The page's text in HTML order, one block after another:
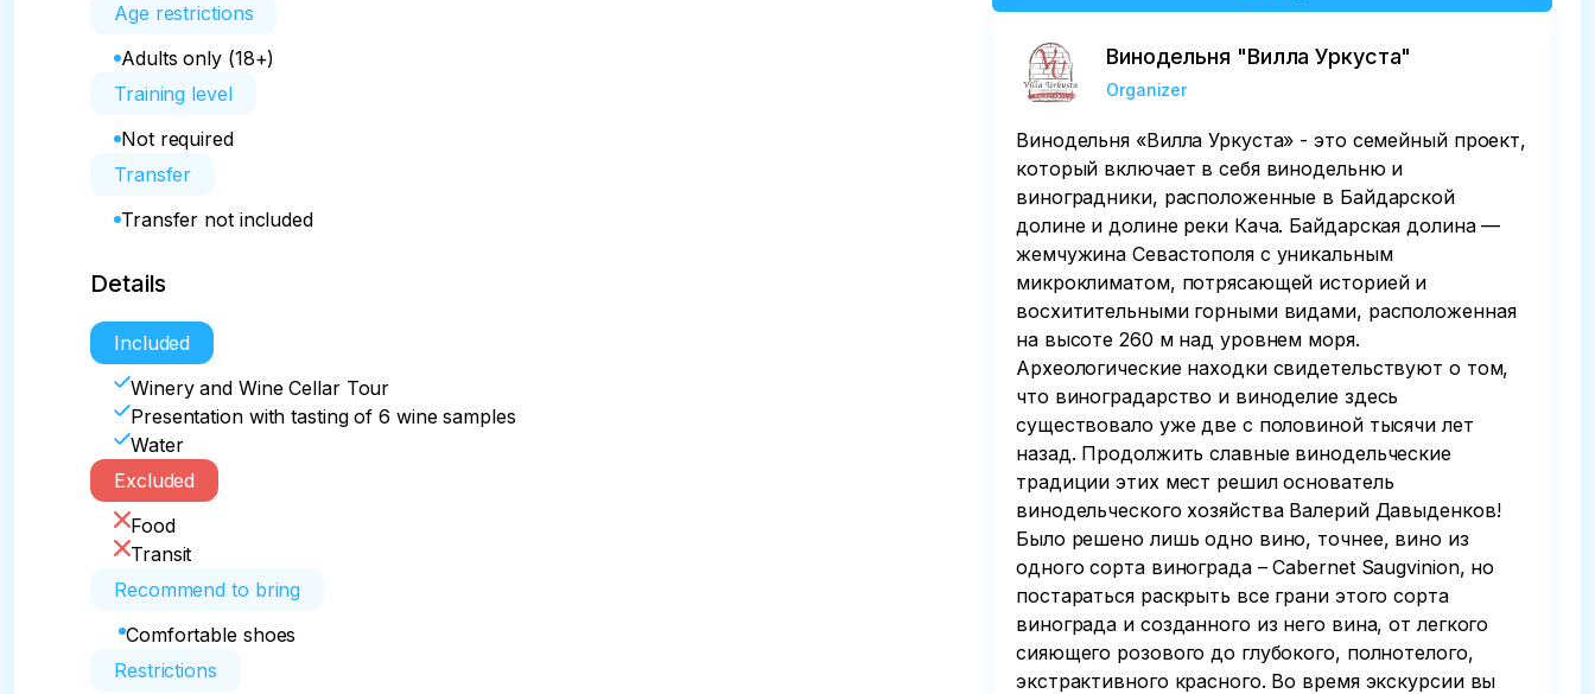
Age restrictions
Adults only (18+)
Training level
Not required
Transfer
Transfer not included
Details
Included
Winery and Wine Cellar Tour
Presentation with tasting of 6 wine samples
Water
Excluded
Food
Transit
Recommend to bring
Comfortable shoes
Restrictions
Винодельня "Вилла Уркуста"
Organizer
Винодельня «Вилла Уркуста» - это семейный проект,
который включает в себя винодельню и
виноградники, расположенные в Байдарской
долине и долине реки Кача. Байдарская долина —
жемчужина Севастополя с уникальным
микроклиматом, потрясающей историей и
восхитительными горными видами, расположенная
на высоте 260 м над уровнем моря.
Археологические находки свидетельствуют о том,
что виноградарство и виноделие здесь
существовало уже две с половиной тысячи лет
назад. Продолжить славные винодельческие
традиции этих мест решил основатель
винодельческого хозяйства Валерий Давыденков!
Было решено лишь одно вино, точнее, вино из
одного сорта винограда – Cabernet Saugvinion, но
постараться раскрыть все грани этого сорта
винограда и созданного из него вина, от легкого
сияющего розового до глубокого, полнотелого,
экстрактивного красного. Во время экскурсии вы